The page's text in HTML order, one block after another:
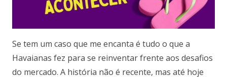
Se tem um caso que me encanta é tudo o que a
Havaianas fez para se reinventar frente aos desafios
do mercado. A história não é recente, mas até hoje